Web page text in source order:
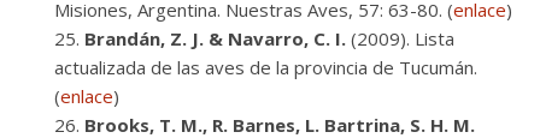
Misiones, Argentina. Nuestras Aves, 57: 63-80. (enlace)
Brandán, Z. J. & Navarro, C. I. (2009). Lista
actualizada de las aves de la provincia de Tucumán.
(enlace)
Brooks, T. M., R. Barnes, L. Bartrina, S. H. M.